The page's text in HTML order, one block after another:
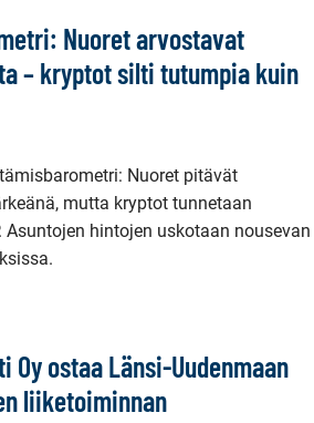
Nuoret arvostavat
– kryptot silti tutumpia kuin
Nuoret pitävät
mutta kryptot tunnetaan
Asuntojen hintojen uskotaan nousevan
Oy ostaa Länsi-Uudenmaan
liiketoiminnan